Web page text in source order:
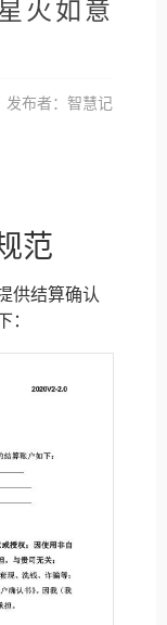
火如意
发布者：智慧记
范
供结算确认